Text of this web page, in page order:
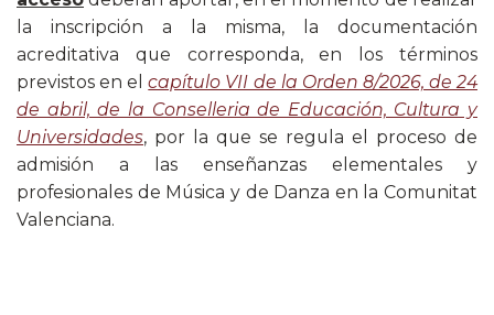
la inscripción a la misma, la documentación
acreditativa que corresponda, en los términos
previstos en elcapítulo VII de la Orden 8/2026, de 24
de abril, de la Conselleria de Educación, Cultura y
Universidades, por la que se regula el proceso de
admisión a las enseñanzas elementales y
profesionales de Música y de Danza en la Comunitat
Valenciana.